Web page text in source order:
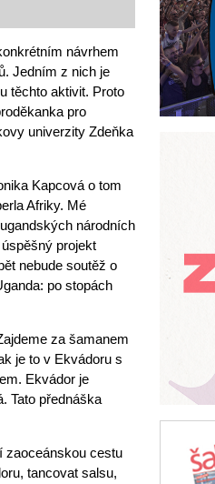
návrhem
Jedním z nich je
těchto aktivit. Proto
pro
univerzity Zdeňka
Kapcová o tom
Afriky. Mé
národních
projekt
nebude soutěž o
po stopách
za šamanem
je to v Ekvádoru s
Ekvádor je
Tato přednáška
zaoceánskou cestu
tancovat salsu,